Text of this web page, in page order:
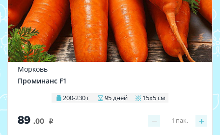
Морковь
Проминанс F1
200-230 г 95 дней 15х5 см
89 .00 i − +
1 пак.